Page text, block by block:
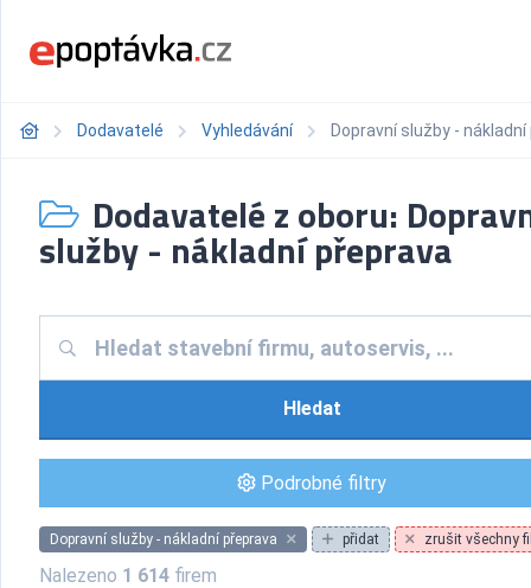
Dodavatelé Vyhledávání Dopravní služby -
Dodavatelé z oboru:
služby - nákladní přeprava
Hledat
Podrobné filtry
Dopravní služby - nákladní přeprava přidat zrušit všechny
Nalezeno 1 614 firem